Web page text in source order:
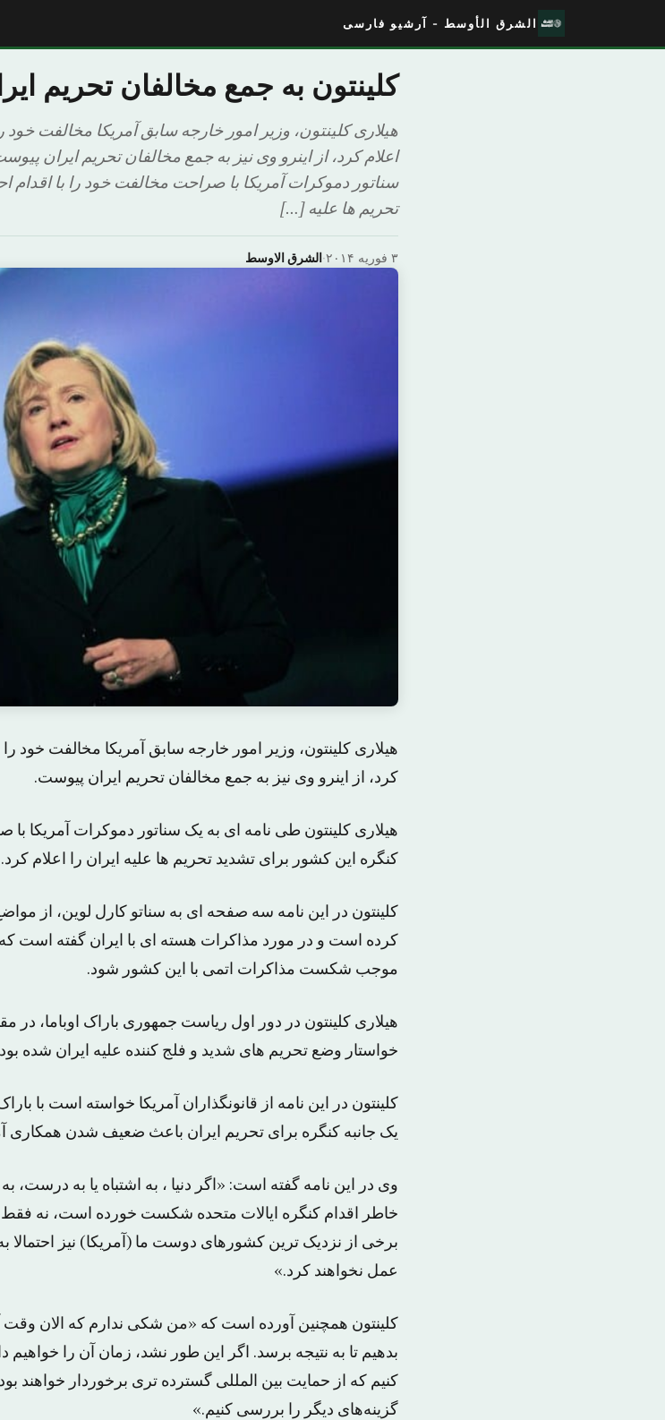
الشرق الأوسط - آرشیو فارسی
کلینتون به جمع مخالفان تحریم
هیلاری کلینتون، وزیر امور خارجه سابق آمریکا مخالفت خود
اعلام کرد، از اینرو وی نیز به جمع مخالفان تحریم ایران
سناتور دموکرات آمریکا با صراحت مخالفت خود را با اقدام
تحریم ها علیه […]
الشرق الاوسط· ۳ فوریه ۲۰۱۴
هیلاری کلینتون، وزیر امور خارجه سابق آمریکا مخالفت خود
کرد، از اینرو وی نیز به جمع مخالفان تحریم ایران پیوست.
هیلاری کلینتون طی نامه ای به یک سناتور دموکرات آمریکا با
کنگره این کشور برای تشدید تحریم ها علیه ایران را اعلام کرد.
کلینتون در این نامه سه صفحه ای به سناتو کارل لوین، از
کرده است و در مورد مذاکرات هسته ای با ایران گفته است که
موجب شکست مذاکرات اتمی با این کشور شود.
هیلاری کلینتون در دور اول ریاست جمهوری باراک اوباما، در
خواستار وضع تحریم های شدید و فلج کننده علیه ایران شده
کلینتون در این نامه از قانونگذاران آمریکا خواسته است با
یک جانبه کنگره برای تحریم ایران باعث ضعیف شدن همکاری
وی در این نامه گفته است: «اگر دنیا ، به اشتباه یا به درست،
خاطر اقدام کنگره ایالات متحده شکست خورده است، نه فقط
برخی از نزدیک ترین کشورهای دوست ما (آمریکا) نیز احتمالا
عمل نخواهند کرد.»
کلینتون همچنین آورده است که «من شکی ندارم که الان وقت
بدهیم تا به نتیجه برسد. اگر این طور نشد، زمان آن را
کنیم که از حمایت بین المللی گسترده تری برخوردار خواهند
گزینه‌های دیگر را بررسی کنیم.»